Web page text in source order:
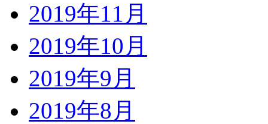
2019年11月
2019年10月
2019年9月
2019年8月